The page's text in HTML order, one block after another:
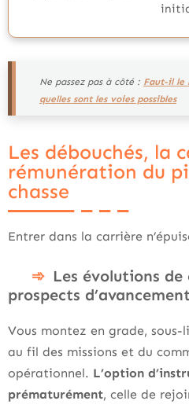
Ne passez pas à côté : Faut-il le
quelles sont les voies possibles
Les débouchés, la
rémunération du
chasse
Entrer dans la carrière
Les évolutions
prospects d’avancement
Vous montez en grade,
au fil des missions et du
opérationnel. L’option
prématurément, celle de